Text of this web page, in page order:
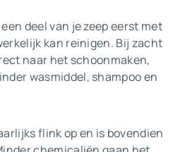
deel van je zeep eerst met
kan reinigen. Bij zacht
naar het schoonmaken,
wasmiddel, shampoo en
flink op en is bovendien